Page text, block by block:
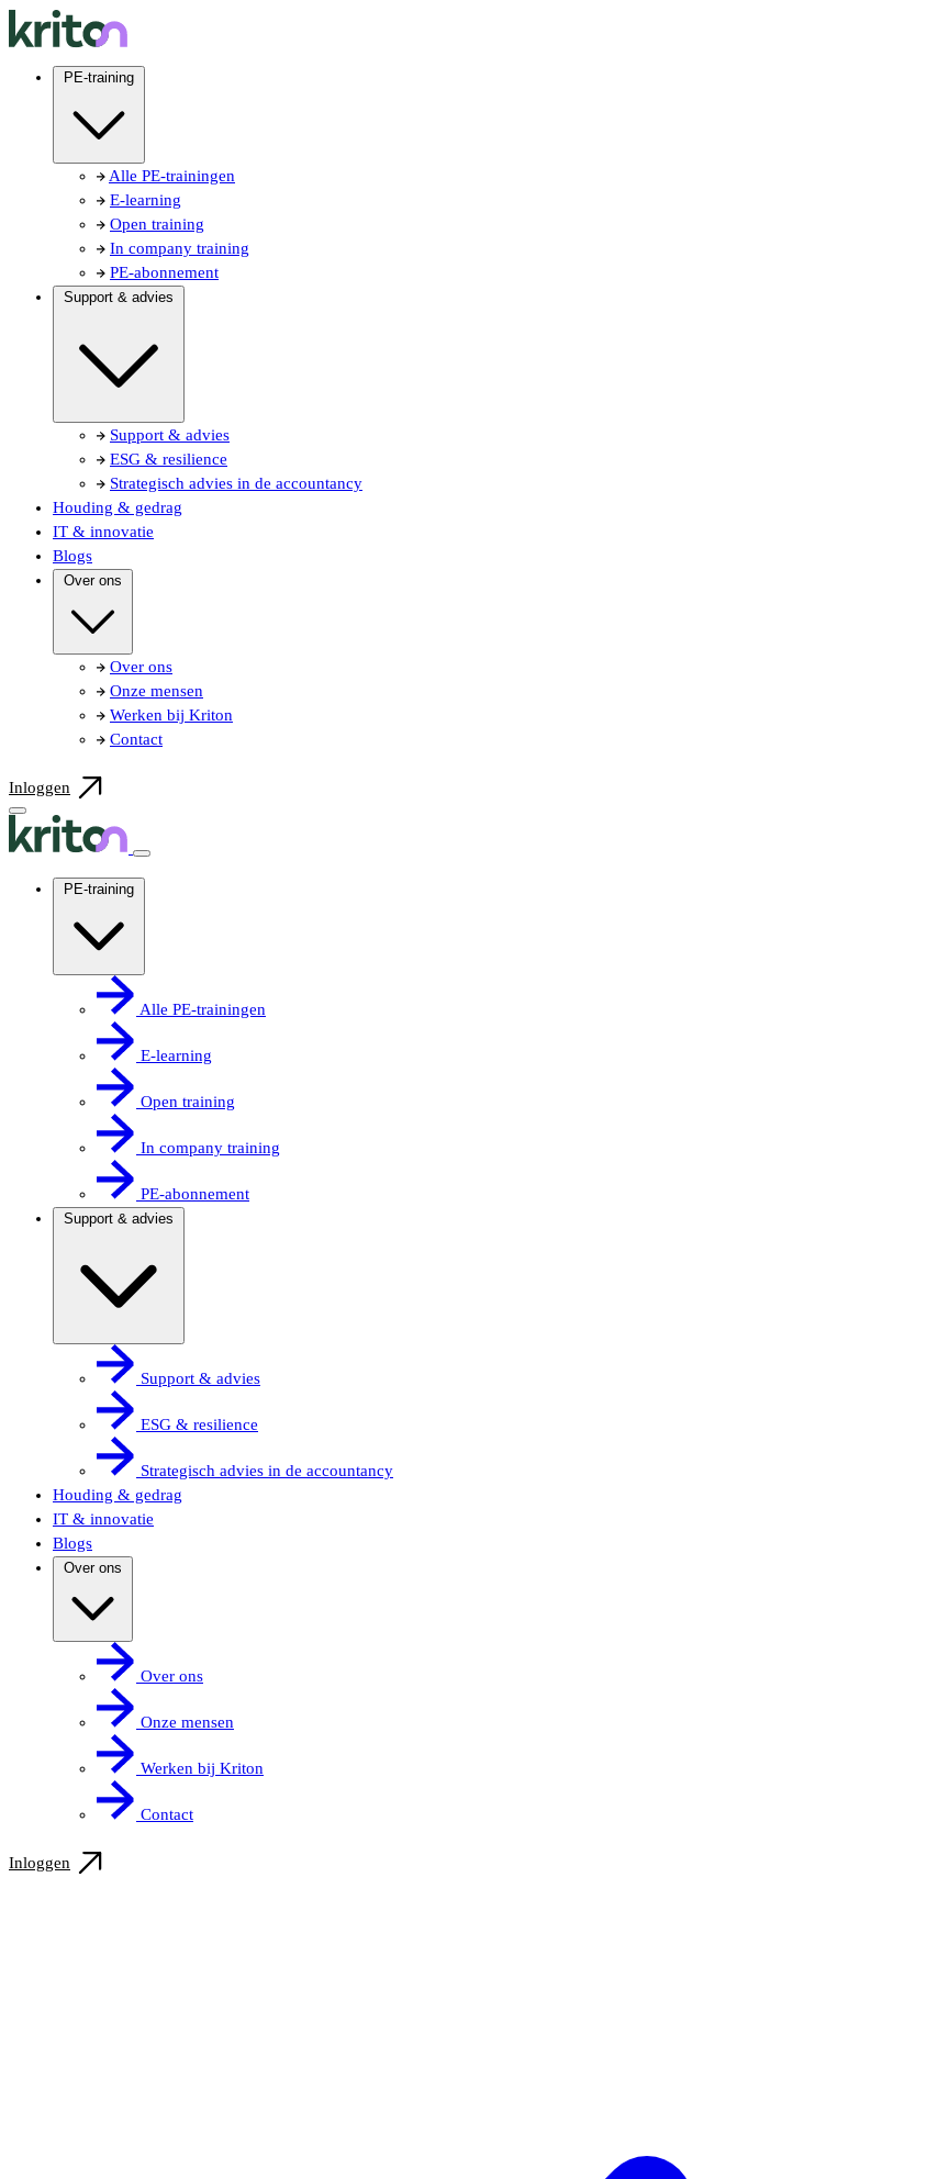
PE-training
Alle PE-trainingen
E-learning
Open training
In company training
PE-abonnement
Support & advies
Support & advies
ESG & resilience
Strategisch advies in de accountancy
Houding & gedrag
IT & innovatie
Blogs
Over ons
Over ons
Onze mensen
Werken bij Kriton
Contact
Inloggen
PE-training
Alle PE-trainingen
E-learning
Open training
In company training
PE-abonnement
Support & advies
Support & advies
ESG & resilience
Strategisch advies in de accountancy
Houding & gedrag
IT & innovatie
Blogs
Over ons
Over ons
Onze mensen
Werken bij Kriton
Contact
Inloggen